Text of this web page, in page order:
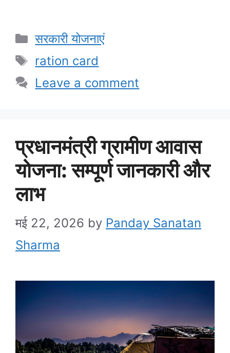
Categories
सरकारी योजनाएं
Tags
ration card
Leave a comment
प्रधानमंत्री ग्रामीण आवास
योजना: सम्पूर्ण जानकारी और
लाभ
मई 22, 2026 by Panday Sanatan
Sharma